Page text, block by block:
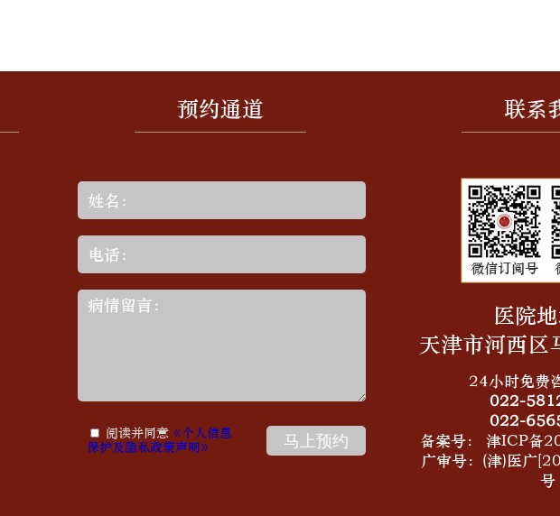
预约通道
阅读并同意 《个人信息
保护及隐私政策声明》
联系
医院
天津市河西区
24小时免费
022-
022-
备案号：
津ICP备
广审号：(津)医广
号